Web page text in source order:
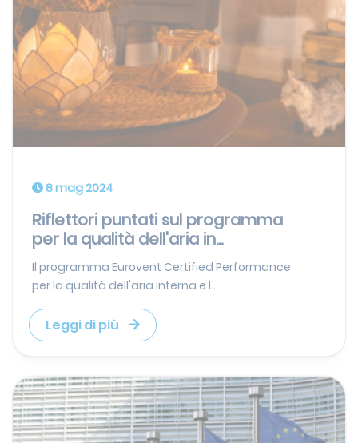
8 mag 2024
Riflettori puntati sul programma
per la qualità dell'aria in...
Il programma Eurovent Certified Performance
per la qualità dell'aria interna e l...
Leggi di più